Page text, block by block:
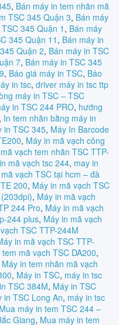
, Bán máy in tem nhãn mã
TSC 345 Quận 3, Bán máy
345 Quận 1 , Bán máy
345 Quận 11, Bán máy in
Quận 2, Bán máy in TSC
7, Bán máy in TSC 345
, Báo giá máy in TSC, Báo
in tsc, driver máy in tsc ttp
máy in TSC – TSC
in TSC 244 PRO, hướng
, In tem nhãn bằng máy in
in TSC 345, Máy In Barcode
, Máy in mã vạch công
vạch tem nhãn TSC TTP-
mã vạch tsc 244, may in
vạch TSC tại hcm – đà
200, Máy in mã vạch TSC
, Máy in mã vạch
244 Pro, Máy in mã vạch
244 plus, Máy in mã vạch
TSC TTP-244M
in mã vạch TSC TTP-
tem mã vạch TSC DA200,
Máy in tem nhãn mã vạch
, Máy in TSC, máy in tsc
TSC 384M, Máy in TSC
in TSC Long An, máy in tsc
Mua máy in tem TSC 244 –
Giang, Mua máy in tem